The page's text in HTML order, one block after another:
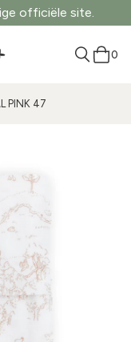
officiële site.
0
PINK 47